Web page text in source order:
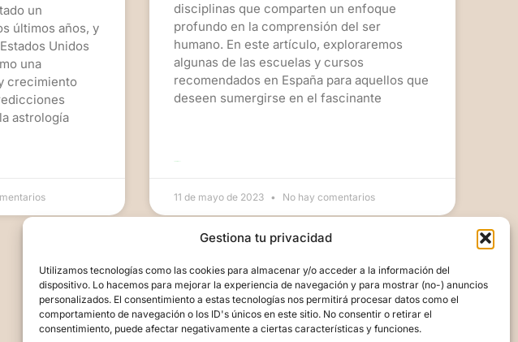
Gestiona tu privacidad
Utilizamos tecnologías como las cookies para almacenar y/o acceder a la información del
dispositivo. Lo hacemos para mejorar la experiencia de navegación y para mostrar (no-) anuncios
personalizados. El consentimiento a estas tecnologías nos permitirá procesar datos como el
comportamiento de navegación o los ID's únicos en este sitio. No consentir o retirar el
consentimiento, puede afectar negativamente a ciertas características y funciones.
un
últimos años, y
Unidos
una
crecimiento
astrología
disciplinas que comparten un enfoque
profundo en la comprensión del ser
humano. En este artículo, exploraremos
algunas de las escuelas y cursos
recomendados en España para aquellos que
deseen sumergirse en el fascinante
11 de mayo de 2023 No hay comentarios